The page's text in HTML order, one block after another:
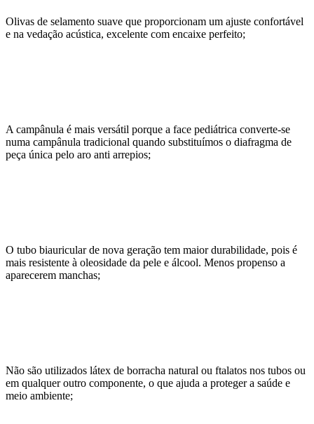
Olivas de selamento suave que proporcionam um ajuste confortável
e na vedação acústica, excelente com encaixe perfeito;
A campânula é mais versátil porque a face pediátrica converte-se
numa campânula tradicional quando substituímos o diafragma de
peça única pelo aro anti arrepios;
O tubo biauricular de nova geração tem maior durabilidade, pois é
mais resistente à oleosidade da pele e álcool. Menos propenso a
aparecerem manchas;
Não são utilizados látex de borracha natural ou ftalatos nos tubos ou
em qualquer outro componente, o que ajuda a proteger a saúde e
meio ambiente;